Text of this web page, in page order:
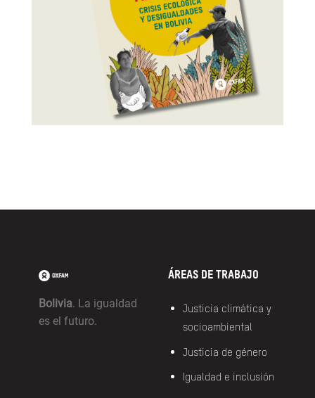
Bolivia. La igualdad
es el futuro.
Áreas de trabajo
Justicia climática y
socioambiental
Justicia de género
Igualdad e inclusión